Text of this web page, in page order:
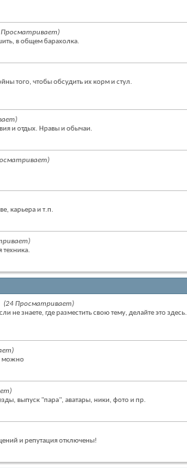
Просматривает)
в общем барахолка.
того, чтобы обсудить их корм и стул.
и отдых. Нравы и обычаи.
карьера и т.п.
техника.
(24 Просматривает)
не знаете, где разместить свою тему, делайте это здесь.
можно
выпуск "пара", аватары, ники, фото и пр.
и репутация отключены!